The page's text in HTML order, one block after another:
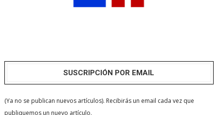
SUSCRIPCIÓN POR EMAIL